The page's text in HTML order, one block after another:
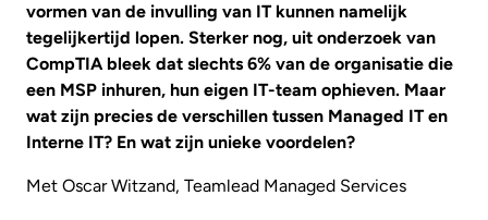
vormen van de invulling van IT kunnen namelijk
tegelijkertijd lopen. Sterker nog, uit onderzoek van
CompTIA bleek dat slechts 6% van de organisatie die
een MSP inhuren, hun eigen IT-team ophieven. Maar
wat zijn precies de verschillen tussen Managed IT en
Interne IT? En wat zijn unieke voordelen?
Met Oscar Witzand, Teamlead Managed Services